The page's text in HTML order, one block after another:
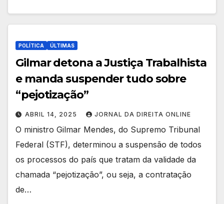
POLÍTICA ÚLTIMAS
Gilmar detona a Justiça Trabalhista
e manda suspender tudo sobre
“pejotização”
ABRIL 14, 2025 JORNAL DA DIREITA ONLINE
O ministro Gilmar Mendes, do Supremo Tribunal
Federal (STF), determinou a suspensão de todos
os processos do país que tratam da validade da
chamada “pejotização”, ou seja, a contratação
de…